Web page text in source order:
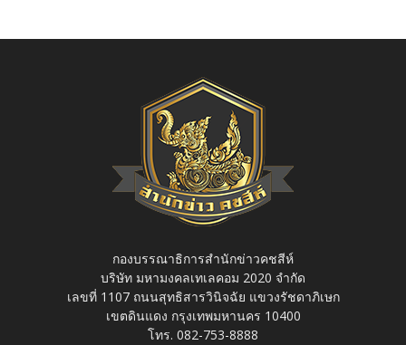
กองบรรณาธิการสำนักข่าวคชสีห์
บริษัท มหามงคลเทเลคอม 2020 จำกัด
เลขที่ 1107 ถนนสุทธิสารวินิจฉัย แขวงรัชดาภิเษก
เขตดินแดง กรุงเทพมหานคร 10400
โทร. 082-753-8888